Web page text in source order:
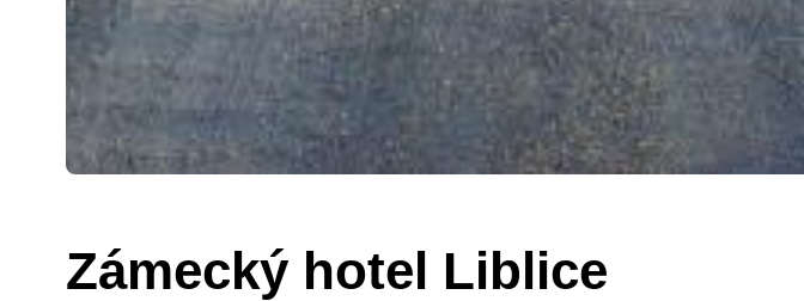
Zámecký hotel Liblice